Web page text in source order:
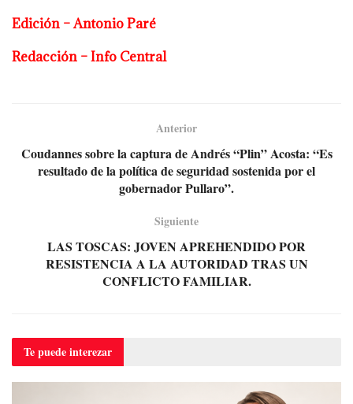
Edición – Antonio Paré
Redacción – Info Central
Anterior
Coudannes sobre la captura de Andrés “Plin” Acosta: “Es
resultado de la política de seguridad sostenida por el
gobernador Pullaro”.
Siguiente
LAS TOSCAS: JOVEN APREHENDIDO POR
RESISTENCIA A LA AUTORIDAD TRAS UN
CONFLICTO FAMILIAR.
Te puedeinterezar